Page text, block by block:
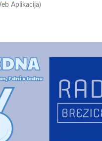
Aplikacija)